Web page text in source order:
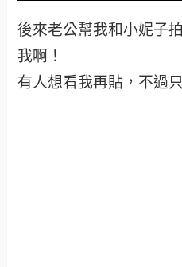
後來老公幫我和小妮子
我啊！
有人想看我再貼，不過